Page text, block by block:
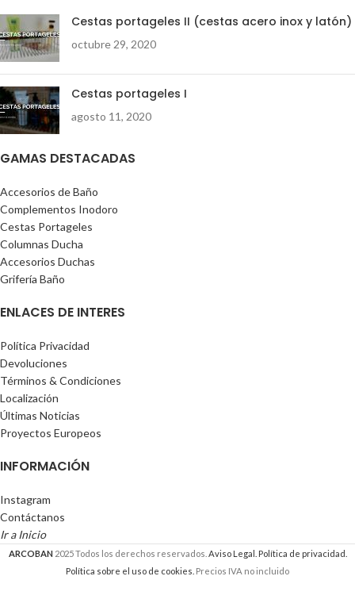
Cestas portageles II (cestas acero inox y latón)
octubre 29, 2020
Cestas portageles I
agosto 11, 2020
GAMAS DESTACADAS
Accesorios de Baño
Complementos Inodoro
Cestas Portageles
Columnas Ducha
Accesorios Duchas
Grifería Baño
ENLACES DE INTERES
Política Privacidad
Devoluciones
Términos & Condiciones
Localización
Últimas Noticias
Proyectos Europeos
INFORMACIÓN
Instagram
Contáctanos
Ir a Inicio
ARCOBAN 2025 Todos los derechos reservados. Aviso Legal.
Política de privacidad.
Política sobre el uso de cookies. Precios IVA no incluido